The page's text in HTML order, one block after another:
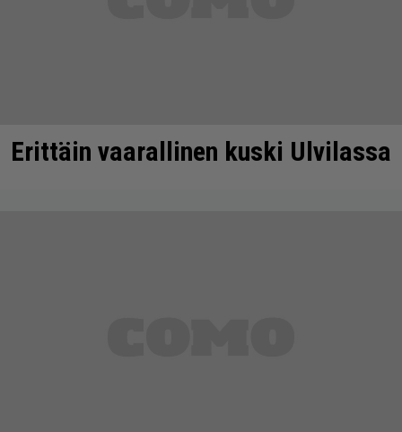
Erittäin vaarallinen kuski Ulvilassa